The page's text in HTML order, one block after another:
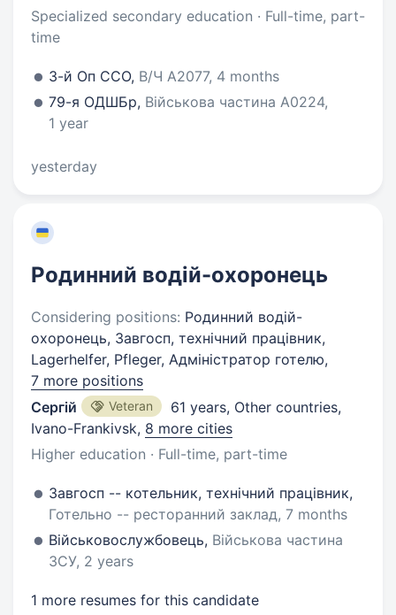
Specialized secondary education · Full-time, part-
time
3-й Оп ССО, В/Ч А2077, 4 months
79-я ОДШБр, Військова частина А0224,
1 year
yesterday
Родинний водій-охоронець
Considering positions: Родинний водій-
охоронець, Завгосп, технічний працівник,
Lagerhelfer, Pfleger, Адміністратор готелю,
7 more positions
Сергій
Veteran 61 years, Other countries,
Ivano-Frankivsk, 8 more cities
Higher education · Full-time, part-time
Завгосп -- котельник, технічний працівник,
Готельно -- ресторанний заклад, 7 months
Військовослужбовець, Військова частина
ЗСУ, 2 years
1 more resumes for this candidate